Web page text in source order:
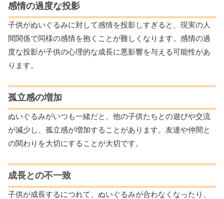
感情の過度な投影
子供がぬいぐるみに対して感情を投影しすぎると、現実の人
間関係で同様の感情を抱くことが難しくなります。感情の過
度な投影が子供の心理的な成長に悪影響を与える可能性があ
ります。
孤立感の増加
ぬいぐるみがいつも一緒だと、他の子供たちとの遊びや交流
が減少し、孤立感が増加することがあります。友達や仲間と
の関わりを大切にすることが大切です。
成長との不一致
子供が成長するにつれて、ぬいぐるみが合わなくなったり、